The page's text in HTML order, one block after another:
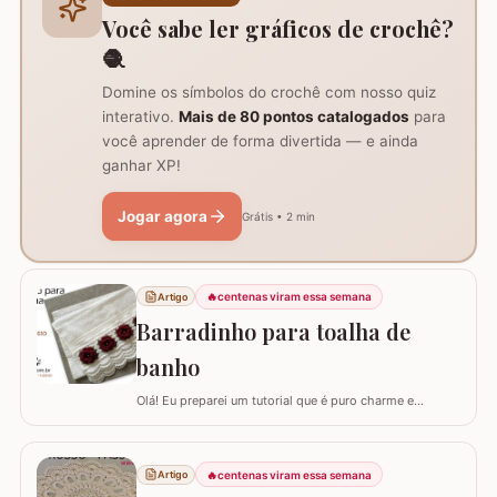
com um anel mágico ou uma argola de 10…
Você sabe ler gráficos de crochê?
🧶
Domine os símbolos do crochê com nosso quiz
interativo. Mais de 80 pontos catalogados para
você aprender de forma divertida — e ainda
ganhar XP!
Jogar agora Grátis • 2 min
Artigo 🔥centenas viram essa semana
Barradinho para toalha de
banho
Olá! Eu preparei um tutorial que é puro charme e
como confeccionar um Barradinho para Toalha de
Banho ou Toalha de Rosto passo a passo. Esse
trabalho transforma uma peça simples em um item de
Artigo 🔥centenas viram essa semana